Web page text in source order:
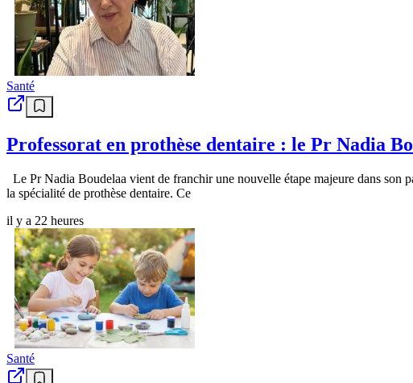
Santé
Professorat en prothèse dentaire : le Pr Nadia
Le Pr Nadia Boudelaa vient de franchir une nouvelle étape majeure dans son
la spécialité de prothèse dentaire. Ce
il y a 22 heures
Santé